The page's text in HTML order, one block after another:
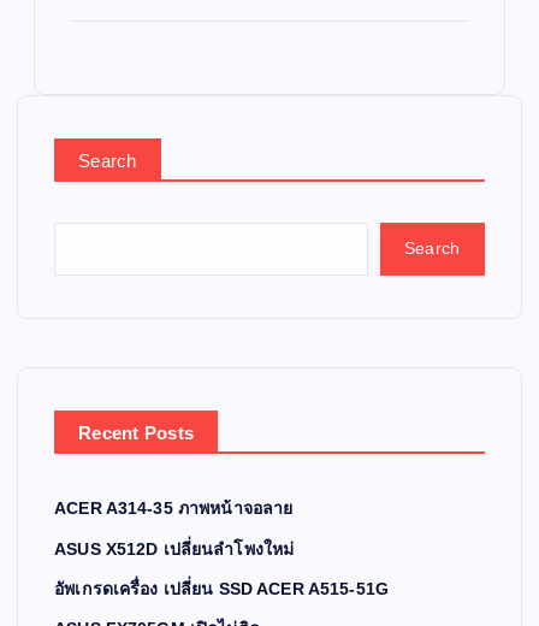
Search
Search
Recent Posts
ACER A314-35 ภาพหน้าจอลาย
ASUS X512D เปลี่ยนลำโพงใหม่
อัพเกรดเครื่อง เปลี่ยน SSD ACER A515-51G